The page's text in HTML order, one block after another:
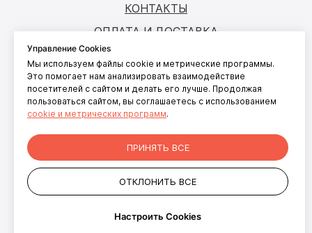
© ANTOUCH, 2026. Все права защищены
Согласие на обработку персональных
данных
Политика конфиденциальности
сайта
+7 499 281-91-81
ООО "АНКОМП"
КОНТАКТЫ
ОПЛАТА И ДОСТАВКА
Управление Cookies
Мы используем файлы cookie и метрические программы.
Это помогает нам анализировать взаимодействие
посетителей с сайтом и делать его лучше. Продолжая
пользоваться сайтом, вы соглашаетесь с использованием
cookie и метрических программ.
ПРИНЯТЬ ВСЕ
ОТКЛОНИТЬ ВСЕ
Настроить Cookies